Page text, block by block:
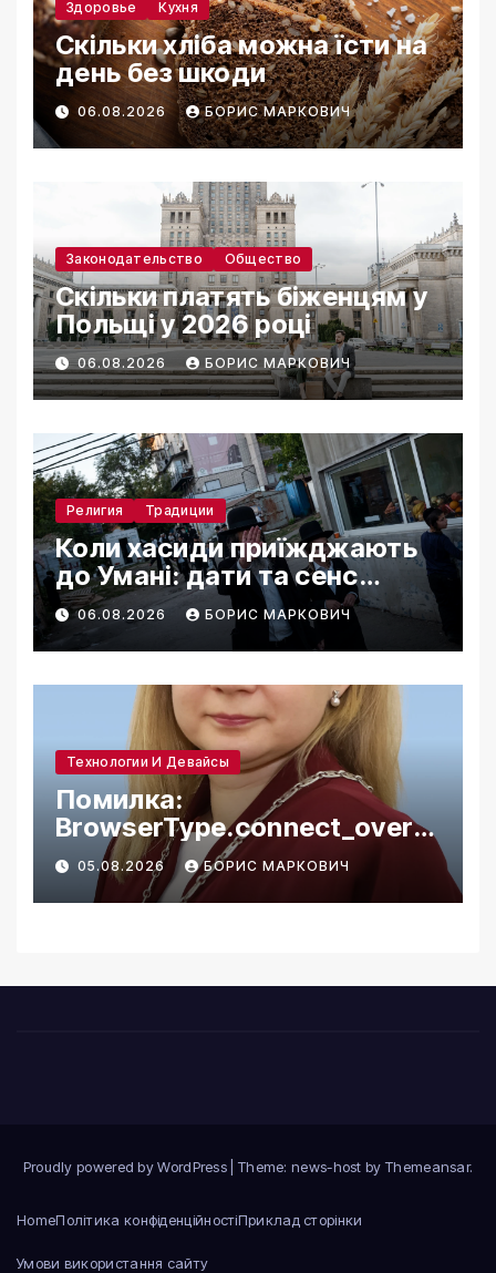
Здоровье Кухня
Скільки хліба можна їсти на
день без шкоди
06.08.2026 БОРИС МАРКОВИЧ
Законодательство Общество
Скільки платять біженцям у
Польщі у 2026 році
06.08.2026 БОРИС МАРКОВИЧ
Религия Традиции
Коли хасиди приїжджають
до Умані: дати та сенс
паломництва
06.08.2026 БОРИС МАРКОВИЧ
Технологии И Девайсы
Помилка:
BrowserType.connect_over_
cdp: Unexpected status 502
when connecting to
http://127.0.0.1:9223/json/ver
05.08.2026 БОРИС МАРКОВИЧ
Proudly powered by WordPress Theme: news-host by Themeansar.
HomeПолітика конфіденційностіПриклад сторінки
Умови використання сайту